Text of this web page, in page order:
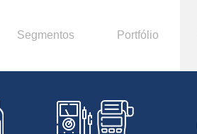
Segmentos Portfólio